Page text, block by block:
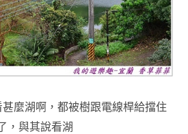
甚麼湖啊 ，都被樹跟電線桿給擋住
，與其說看湖